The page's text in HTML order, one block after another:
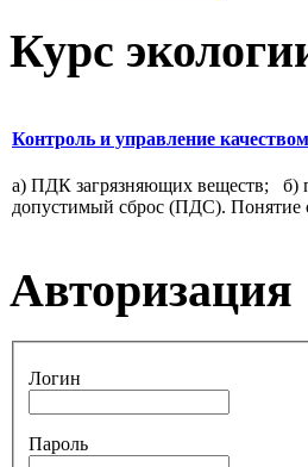
Курс
Контроль и управление
а) ПДК загрязняющих веществ; б)
допустимый сброс (ПДС).
Авторизация
Логин
Пароль